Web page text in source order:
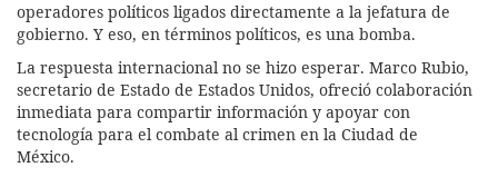
operadores políticos ligados directamente a la jefatura de
gobierno. Y eso, en términos políticos, es una bomba.
La respuesta internacional no se hizo esperar. Marco Rubio,
secretario de Estado de Estados Unidos, ofreció colaboración
inmediata para compartir información y apoyar con
tecnología para el combate al crimen en la Ciudad de
México.